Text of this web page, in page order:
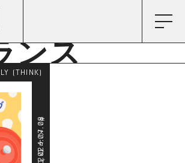
ンス
(THINK)
2024.07.08
# ストウヴ